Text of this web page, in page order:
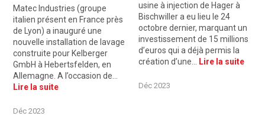
Matec Industries (groupe
italien présent en France près
de Lyon) a inauguré une
nouvelle installation de lavage
construite pour Kelberger
GmbH à Hebertsfelden, en
Allemagne. A l’occasion de…
Lire la suite
Déc 2023
usine à injection de Hager à
Bischwiller a eu lieu le 24
octobre dernier, marquant un
investissement de 15 millions
d’euros qui a déjà permis la
création d’une…
Lire la suite
Déc 2023